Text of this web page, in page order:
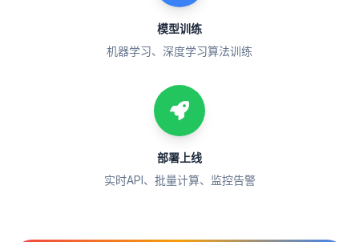
模型训练
机器学习、深度学习算法训练
部署上线
实时API、批量计算、监控告警